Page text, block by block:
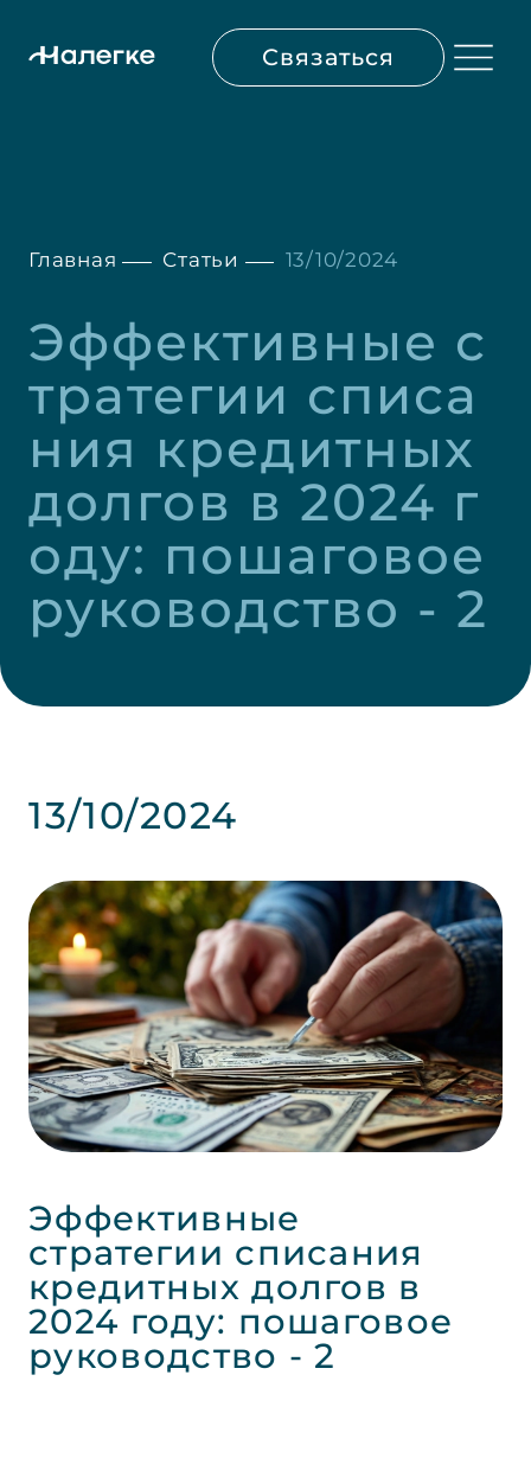
Связаться
Главная Статьи 13/10/2024
Эффективные с
тратегии списа
ния кредитных
долгов в 2024 г
оду: пошаговое
руководство - 2
13/10/2024
Эффективные
стратегии списания
кредитных долгов в
2024 году: пошаговое
руководство - 2